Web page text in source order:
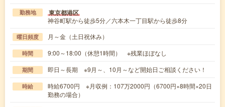
勤務地 東京都港区
神谷町駅から徒歩5分／六本木一丁目駅から徒歩8分
曜日頻度 月～金（土日祝休み）
時間 9:00～18:00（休憩1時間） ※残業ほぼなし
期間 即日～長期 ※9月～、10月～など開始日ご相談ください！
時給
時給6700円 ※月収例：107万2000円（6700円×8時間×20日
勤務の場合）